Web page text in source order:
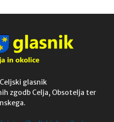
glasnik
zgodb Celja, Obsotelja ter